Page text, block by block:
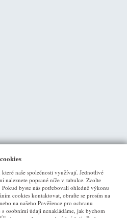
naše společnosti využívají. Jednotlivé
naleznete popsané níže v tabulce. Zvolte
byste nás potřebovali ohledně výkonu
cookies kontaktovat, obraťte se prosím na
na našeho Pověřence pro ochranu
osobními údaji nenakládáme, jak bychom